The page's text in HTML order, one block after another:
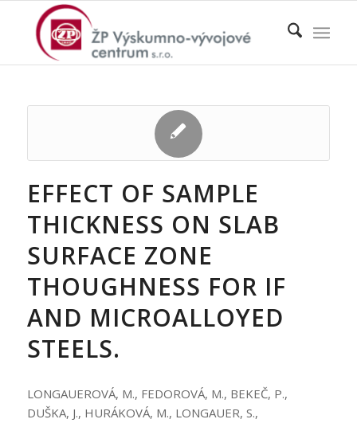
EFFECT OF SAMPLE
THICKNESS ON SLAB
SURFACE ZONE
THOUGHNESS FOR IF
AND MICROALLOYED
STEELS.
LONGAUEROVÁ, M., FEDOROVÁ, M., BEKEČ, P.,
DUŠKA, J., HURÁKOVÁ, M., LONGAUER, S.,